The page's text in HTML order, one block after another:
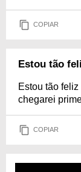
COPIAR
Estou tão
Estou tão
chegarei
COPIAR